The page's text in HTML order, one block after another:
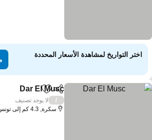
اختر التواريخ لمشاهدة الأسعار المحددة
مشاركةAdd to favorites
Dar El Musc
لا يوجد تصنيف
سكرة, 4.3 كم إلى تونس